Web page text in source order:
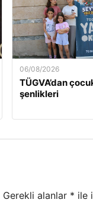
06/08/2026
TÜGVA’dan
şenlikleri
Gerekli alanlar * ile